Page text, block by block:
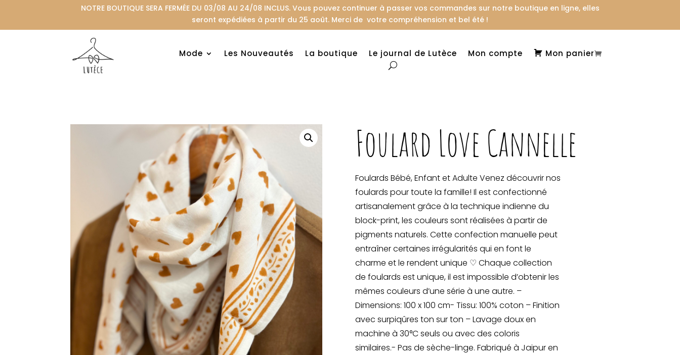
NOTRE BOUTIQUE SERA FERMÉE DU 03/08 AU 24/08 INCLUS. Vous pouvez continuer à passer vos commandes sur notre boutique en ligne, elles
seront expédiées à partir du 25 août. Merci de votre compréhension et bel été !
Mode Les Nouveautés La boutique Le journal de Lutèce Mon compte Mon panier
Foulard Love Cannelle
Foulards Bébé, Enfant et Adulte Venez découvrir nos
foulards pour toute la famille! Il est confectionné
artisanalement grâce à la technique indienne du
block-print, les couleurs sont réalisées à partir de
pigments naturels. Cette confection manuelle peut
entraîner certaines irrégularités qui en font le
charme et le rendent unique ♡ Chaque collection
de foulards est unique, il est impossible d’obtenir les
mêmes couleurs d’une série à une autre. –
Dimensions: 100 x 100 cm- Tissu: 100% coton – Finition
avec surpiqûres ton sur ton – Lavage doux en
machine à 30°C seuls ou avec des coloris
similaires.- Pas de sèche-linge. Fabriqué à Jaipur en